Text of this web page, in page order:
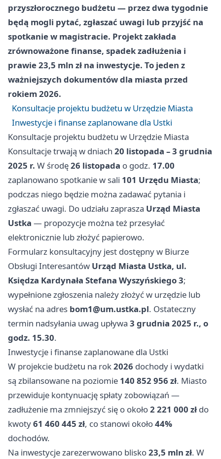
przyszłorocznego budżetu — przez dwa tygodnie
będą mogli pytać, zgłaszać uwagi lub przyjść na
spotkanie w magistracie. Projekt zakłada
zrównoważone finanse, spadek zadłużenia i
prawie23,5 mln zł na inwestycje. To jeden z
ważniejszych dokumentów dla miasta przed
rokiem 2026.
Konsultacje projektu budżetu w Urzędzie Miasta
Inwestycje i finanse zaplanowane dla Ustki
Konsultacje projektu budżetu w Urzędzie Miasta
Konsultacje trwają w dniach 20 listopada – 3 grudnia
2025 r. W środę26 listopada o godz. 17.00
zaplanowano spotkanie w sali 101 Urzędu Miasta;
podczas niego będzie można zadawać pytania i
zgłaszać uwagi. Do udziału zaprasza Urząd Miasta
Ustka — propozycje można też przesyłać
elektronicznie lub złożyć papierowo.
Formularz konsultacyjny jest dostępny w Biurze
Obsługi Interesantów Urząd Miasta Ustka, ul.
Księdza Kardynała Stefana Wyszyńskiego 3;
wypełnione zgłoszenia należy złożyć w urzędzie lub
wysłać na adres bom1@um.ustka.pl. Ostateczny
termin nadsyłania uwag upływa 3 grudnia 2025 r., o
godz. 15.30.
Inwestycje i finanse zaplanowane dla Ustki
W projekcie budżetu na rok2026 dochody i wydatki
są zbilansowane na poziomie 140 852 956 zł. Miasto
przewiduje kontynuację spłaty zobowiązań —
zadłużenie ma zmniejszyć się o około2 221 000 zł do
kwoty61 460 445 zł, co stanowi około44%
dochodów.
Na inwestycje zarezerwowano blisko23,5 mln zł. W